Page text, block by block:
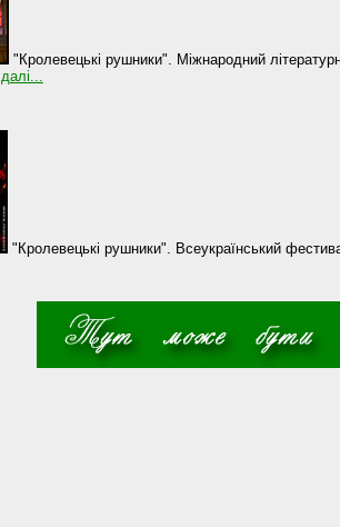
"Кролевецькі рушники". Міжнародний
далі...
"Кролевецькі рушники". Всеукраїнський